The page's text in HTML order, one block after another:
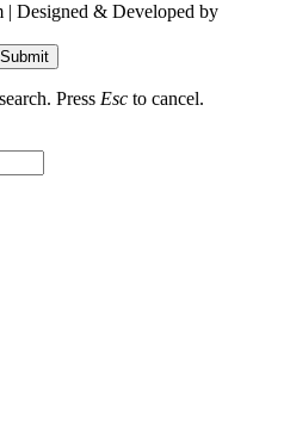
Designed & Developed by
Submit
Press Esc to cancel.